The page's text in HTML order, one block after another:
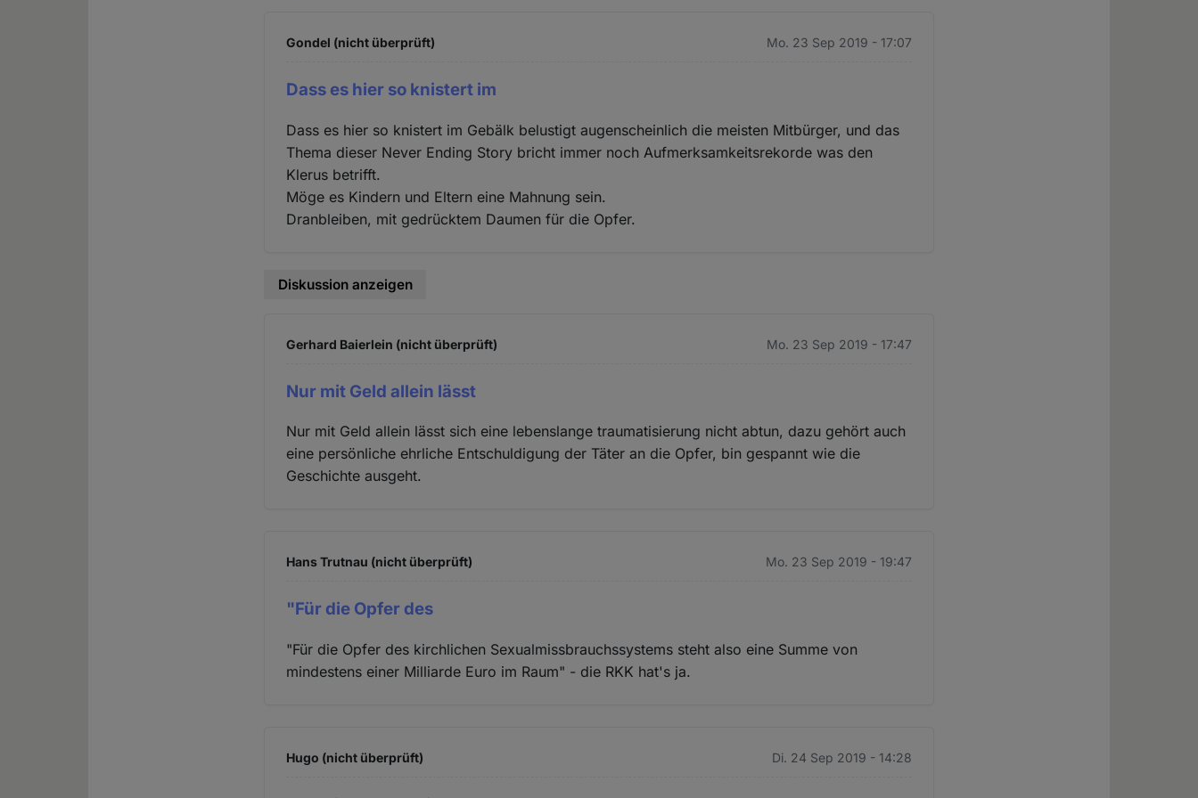
Gondel (nicht überprüft) Mo. 23 Sep 2019 - 17:07
Dass es hier so knistert im
Dass es hier so knistert im Gebälk belustigt augenscheinlich die meisten Mitbürger, und das
Thema dieser Never Ending Story bricht immer noch Aufmerksamkeitsrekorde was den
Klerus betrifft.
Möge es Kindern und Eltern eine Mahnung sein.
Dranbleiben, mit gedrücktem Daumen für die Opfer.
Diskussion anzeigen
Gerhard Baierlein (nicht überprüft) Mo. 23 Sep 2019 - 17:47
Nur mit Geld allein lässt
Nur mit Geld allein lässt sich eine lebenslange traumatisierung nicht abtun, dazu gehört auch
eine persönliche ehrliche Entschuldigung der Täter an die Opfer, bin gespannt wie die
Geschichte ausgeht.
Hans Trutnau (nicht überprüft) Mo. 23 Sep 2019 - 19:47
"Für die Opfer des
"Für die Opfer des kirchlichen Sexualmissbrauchssystems steht also eine Summe von
mindestens einer Milliarde Euro im Raum" - die RKK hat's ja.
Hugo (nicht überprüft) Di. 24 Sep 2019 - 14:28